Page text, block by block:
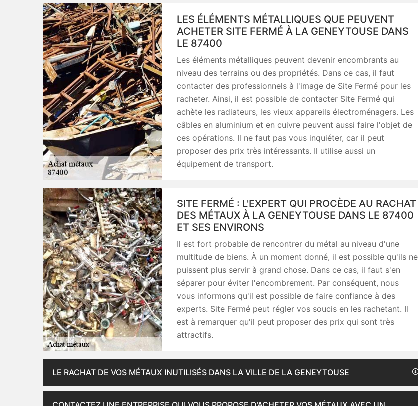
LES ÉLÉMENTS MÉTALLIQUES QUE PEUVENT
ACHETER SITE FERMÉ À LA GENEYTOUSE DANS
LE 87400
Les éléments métalliques peuvent devenir encombrants au
niveau des terrains ou des propriétés. Dans ce cas, il faut
contacter des professionnels à l'image de Site Fermé pour les
racheter. Ainsi, il est possible de contacter Site Fermé qui
achète les radiateurs, les vieux appareils électroménagers. Les
câbles en aluminium et en cuivre peuvent aussi faire l'objet de
ces opérations. Il ne faut pas vous inquiéter, car il peut
proposer des prix très intéressants. Il utilise aussi un
équipement de transport.
SITE FERMÉ : L'EXPERT QUI PROCÈDE AU RACHAT
DES MÉTAUX À LA GENEYTOUSE DANS LE 87400
ET SES ENVIRONS
Il est fort probable de rencontrer du métal au niveau d'une
multitude de biens. À un moment donné, il est possible qu'ils ne
puissent plus servir à grand chose. Dans ce cas, il faut s'en
séparer pour éviter l'encombrement. Par conséquent, nous
vous informons qu'il est possible de faire confiance à des
experts. Site Fermé peut régler vos soucis en les rachetant. Il
est à remarquer qu'il peut proposer des prix qui sont très
attractifs.
LE RACHAT DE VOS MÉTAUX INUTILISÉS DANS LA VILLE DE LA GENEYTOUSE